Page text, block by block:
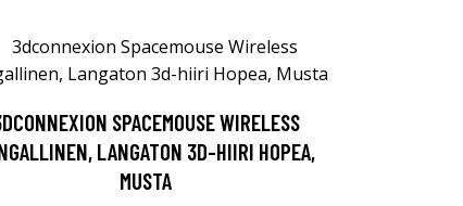
SPACEMOUSE WIRELESS
LANGATON 3D-HIIRI HOPEA,
MUSTA